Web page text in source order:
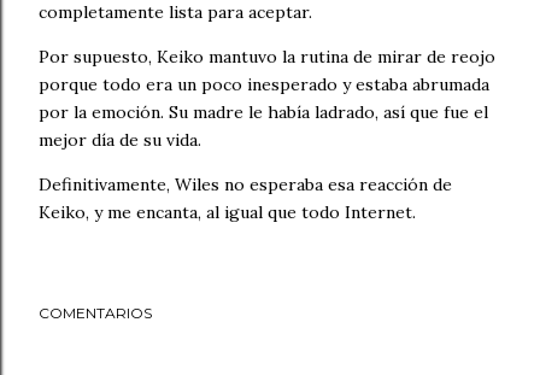
completamente lista para aceptar.
Por supuesto, Keiko mantuvo la rutina de mirar de reojo
porque todo era un poco inesperado y estaba abrumada
por la emoción. Su madre le había ladrado, así que fue el
mejor día de su vida.
Definitivamente, Wiles no esperaba esa reacción de
Keiko, y me encanta, al igual que todo Internet.
COMENTARIOS